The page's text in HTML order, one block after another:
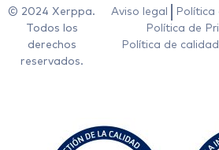
© 2024 Xerppa.
Todos los
derechos
reservados.
Aviso legal Política
Política de
Política de calidad